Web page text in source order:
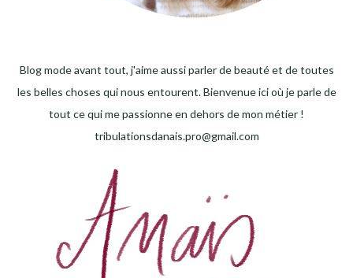
Blog mode avant tout, j'aime aussi parler de beauté et de toutes
les belles choses qui nous entourent. Bienvenue ici où je parle de
tout ce qui me passionne en dehors de mon métier !
tribulationsdanais.pro@gmail.com